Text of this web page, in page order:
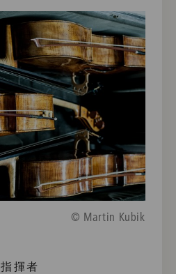
© Martin Kubik
指揮者